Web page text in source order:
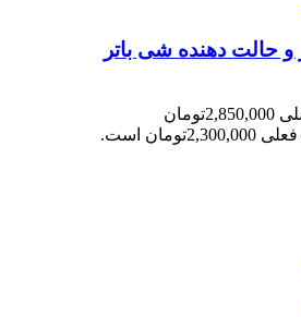
و حالت دهنده شی باتر
قیمت اصلی 2,850,000تومان
است.